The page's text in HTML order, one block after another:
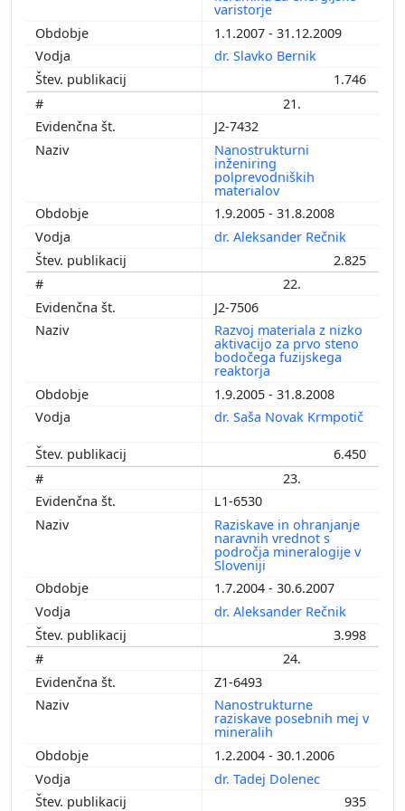
varistorje
1.1.2007 - 31.12.2009
dr. Slavko Bernik
1.746
21.
J2-7432
Nanostrukturni
inženiring
polprevodniških
materialov
1.9.2005 - 31.8.2008
dr. Aleksander Rečnik
2.825
22.
J2-7506
Razvoj materiala z nizko
aktivacijo za prvo steno
bodočega fuzijskega
reaktorja
1.9.2005 - 31.8.2008
dr. Saša Novak Krmpotič
6.450
23.
L1-6530
Raziskave in ohranjanje
naravnih vrednot s
področja mineralogije v
Sloveniji
1.7.2004 - 30.6.2007
dr. Aleksander Rečnik
3.998
24.
Z1-6493
Nanostrukturne
raziskave posebnih mej v
mineralih
1.2.2004 - 30.1.2006
dr. Tadej Dolenec
935